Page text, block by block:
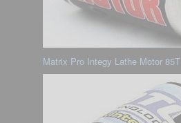
Matrix Pro Integy Lathe Motor 85T